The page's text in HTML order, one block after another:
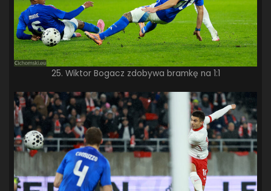
25. Wiktor Bogacz zdobywa bramkę na 1:1